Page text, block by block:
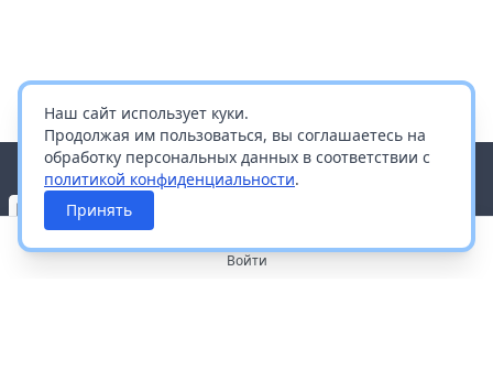
Наш сайт использует куки.
Продолжая им пользоваться, вы соглашаетесь на
обработку персональных данных в соответствии с
политикой конфиденциальности.
Принять
Войти